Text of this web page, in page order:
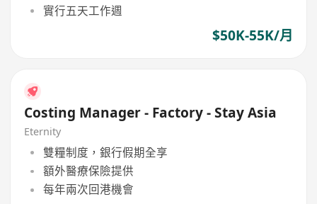
實行五天工作週
$50K-55K/月
Costing Manager - Factory - Stay Asia
Eternity
雙糧制度，銀行假期全享
額外醫療保險提供
每年兩次回港機會